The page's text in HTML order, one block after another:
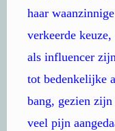
haar
verkeerde
als influencer
tot bedenkelijke
bang, gezien zijn
veel pijn